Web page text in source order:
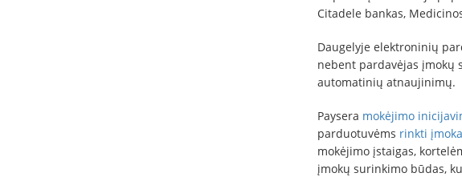
Citadele bankas,
Daugelyje elektroninių
nebent pardavėjas įmokų
automatinių atnaujinimų.
Paysera mokėjimo
parduotuvėms rinkti
mokėjimo įstaigas,
įmokų surinkimo būdas,